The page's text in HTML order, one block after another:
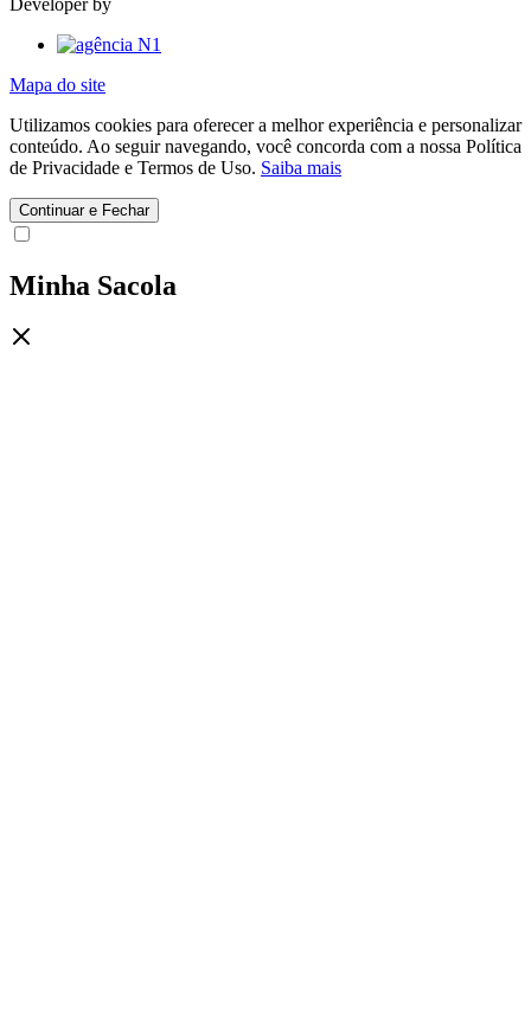
Mapa do site
Utilizamos cookies para oferecer a melhor experiência e personalizar
conteúdo. Ao seguir navegando, você concorda com a nossa Política
de Privacidade e Termos de Uso. Saiba mais
Continuar e Fechar
Minha Sacola